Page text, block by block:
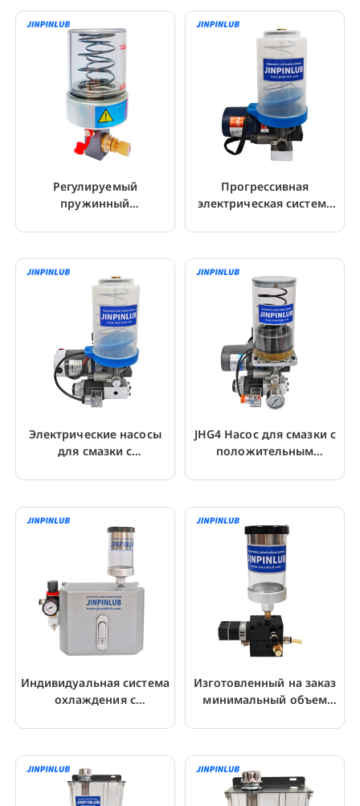
Регулируемый
пружинный
автоматический
Прогрессивная
электрическая система
типа JHGS2
Электрические насосы
для смазки с
давления JHGS4
JHG4 Насос для смазки с
положительным
Индивидуальная система
охлаждения с
количеством смазки MQL
Изготовленный на заказ
минимальный объем
сверления отверстий